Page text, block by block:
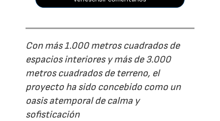
Con más 1.000 metros cuadrados de
espacios interiores y más de 3.000
metros cuadrados de terreno, el
proyecto ha sido concebido como un
oasis atemporal de calma y
sofisticación